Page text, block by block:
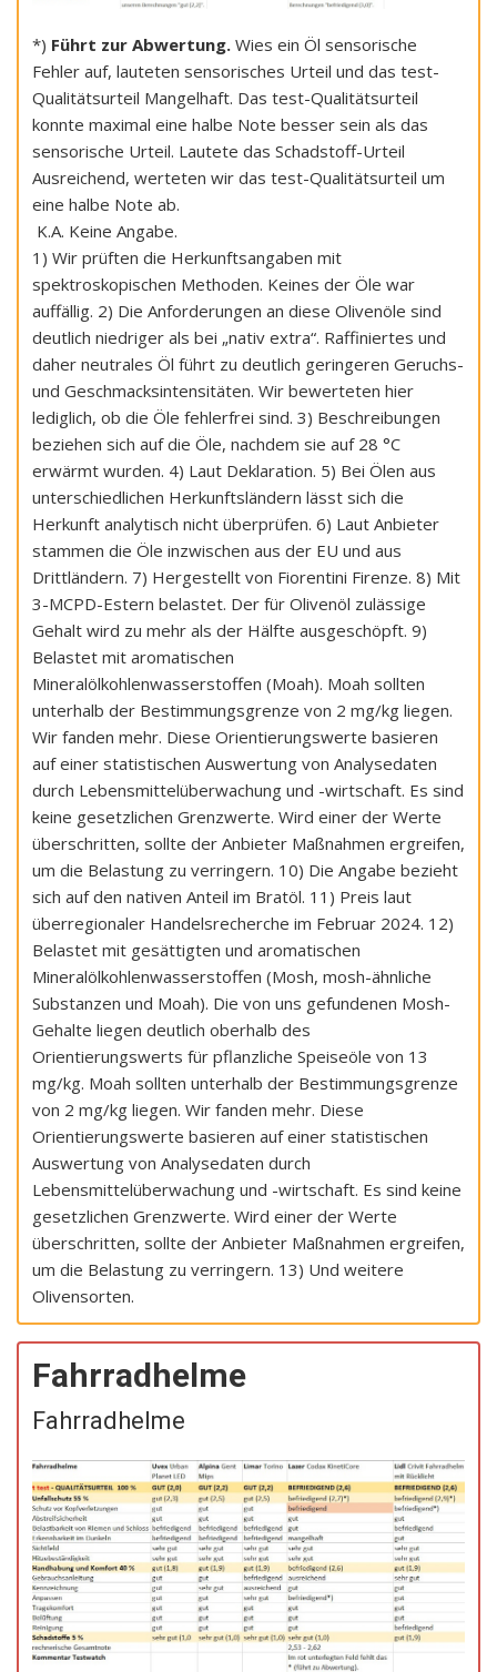
*) Führt zur Abwertung. Wies ein Öl sensorische
Fehler auf, lauteten sensorisches Urteil und das test-
Qualitätsurteil Mangelhaft. Das test-Qualitätsurteil
konnte maximal eine halbe Note besser sein als das
sensorische Urteil. Lautete das Schadstoff-Urteil
Ausreichend, werteten wir das test-Qualitätsurteil um
eine halbe Note ab.
K.A. Keine Angabe.
1) Wir prüften die Herkunftsangaben mit
spektroskopischen Methoden. Keines der Öle war
auffällig. 2) Die Anforderungen an diese Olivenöle sind
deutlich niedriger als bei „nativ extra“. Raffiniertes und
daher neutrales Öl führt zu deutlich geringeren Geruchs-
und Geschmacksintensitäten. Wir bewerteten hier
lediglich, ob die Öle fehlerfrei sind. 3) Beschreibungen
beziehen sich auf die Öle, nachdem sie auf 28 °C
erwärmt wurden. 4) Laut Deklaration. 5) Bei Ölen aus
unterschiedlichen Herkunftsländern lässt sich die
Herkunft analytisch nicht überprüfen. 6) Laut Anbieter
stammen die Öle inzwischen aus der EU und aus
Drittländern. 7) Hergestellt von Fiorentini Firenze. 8) Mit
3-MCPD-Estern belastet. Der für Olivenöl zulässige
Gehalt wird zu mehr als der Hälfte ausgeschöpft. 9)
Belastet mit aromatischen
Mineralölkohlenwasserstoffen (Moah). Moah sollten
unterhalb der Bestimmungsgrenze von 2 mg/kg liegen.
Wir fanden mehr. Diese Orientierungswerte basieren
auf einer statistischen Auswertung von Analysedaten
durch Lebensmittelüberwachung und -wirtschaft. Es sind
keine gesetzlichen Grenzwerte. Wird einer der Werte
überschritten, sollte der Anbieter Maßnahmen ergreifen,
um die Belastung zu verringern. 10) Die Angabe bezieht
sich auf den nativen Anteil im Bratöl. 11) Preis laut
überregionaler Handelsrecherche im Februar 2024. 12)
Belastet mit gesättigten und aromatischen
Mineralölkohlenwasserstoffen (Mosh, mosh-ähnliche
Substanzen und Moah). Die von uns gefundenen Mosh-
Gehalte liegen deutlich oberhalb des
Orientierungswerts für pflanzliche Speiseöle von 13
mg/kg. Moah sollten unterhalb der Bestimmungsgrenze
von 2 mg/kg liegen. Wir fanden mehr. Diese
Orientierungswerte basieren auf einer statistischen
Auswertung von Analysedaten durch
Lebensmittelüberwachung und -wirtschaft. Es sind keine
gesetzlichen Grenzwerte. Wird einer der Werte
überschritten, sollte der Anbieter Maßnahmen ergreifen,
um die Belastung zu verringern. 13) Und weitere
Olivensorten.
Fahrradhelme
Fahrradhelme